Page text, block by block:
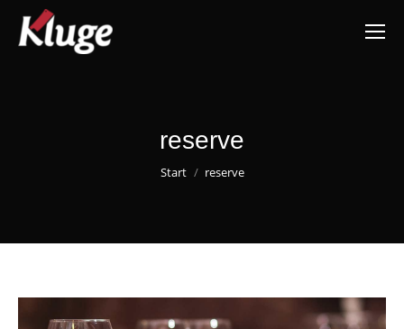
reserve
Sie befinden sich hier:
Start reserve